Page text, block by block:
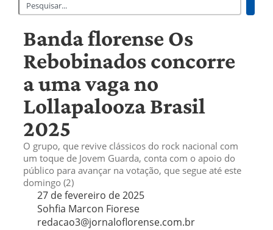
Banda florense Os
Rebobinados concorre
a uma vaga no
Lollapalooza Brasil
2025
O grupo, que revive clássicos do rock nacional com
um toque de Jovem Guarda, conta com o apoio do
público para avançar na votação, que segue até este
domingo (2)
27 de fevereiro de 2025
Sohfia Marcon Fiorese
redacao3@jornaloflorense.com.br